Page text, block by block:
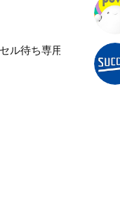
ル待ち専用